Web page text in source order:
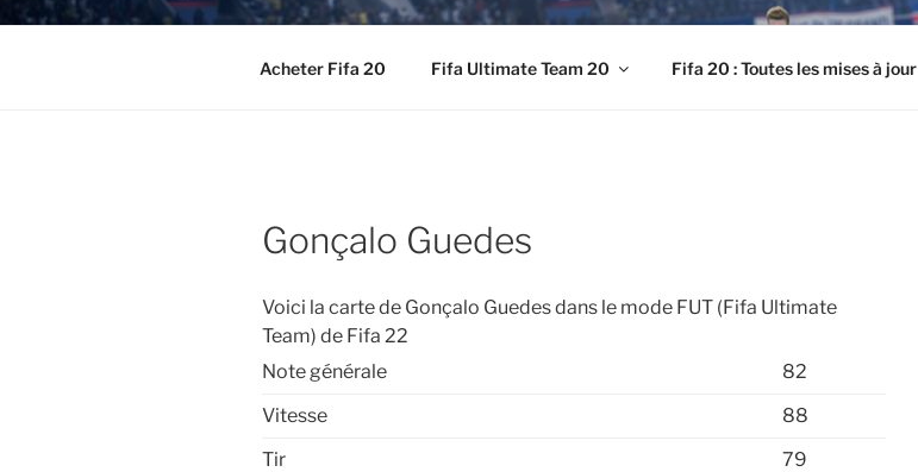
Acheter Fifa 20 Fifa Ultimate Team 20 Fifa 20 : Toutes les mises à jour
Gonçalo Guedes
Voici la carte de Gonçalo Guedes dans le mode FUT (Fifa Ultimate
Team) de Fifa 22
Note générale
82
Vitesse
88
Tir
79